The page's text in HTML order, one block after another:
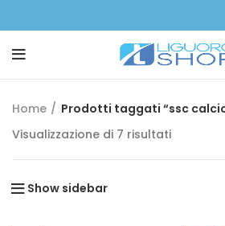
Home
Prodotti taggati “ssc
Visualizzazione di 7 risultati
Show sidebar